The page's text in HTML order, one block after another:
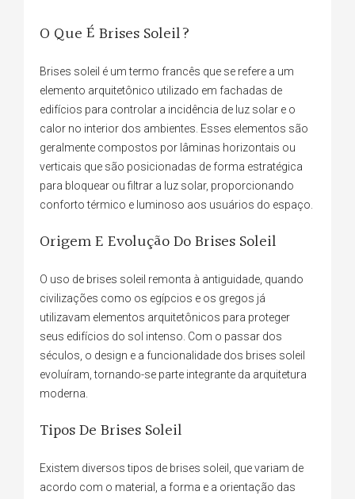
O Que É Brises Soleil?
Brises soleil é um termo francês que se refere a um
elemento arquitetônico utilizado em fachadas de
edifícios para controlar a incidência de luz solar e o
calor no interior dos ambientes. Esses elementos são
geralmente compostos por lâminas horizontais ou
verticais que são posicionadas de forma estratégica
para bloquear ou filtrar a luz solar, proporcionando
conforto térmico e luminoso aos usuários do espaço.
Origem E Evolução Do Brises Soleil
O uso de brises soleil remonta à antiguidade, quando
civilizações como os egípcios e os gregos já
utilizavam elementos arquitetônicos para proteger
seus edifícios do sol intenso. Com o passar dos
séculos, o design e a funcionalidade dos brises soleil
evoluíram, tornando-se parte integrante da arquitetura
moderna.
Tipos De Brises Soleil
Existem diversos tipos de brises soleil, que variam de
acordo com o material, a forma e a orientação das